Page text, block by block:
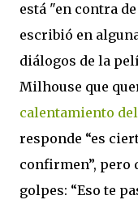
está "en contra
escribió en
diálogos de la
Milhouse que
calentamiento
responde “es
confirmen”, pero
golpes: “Eso te